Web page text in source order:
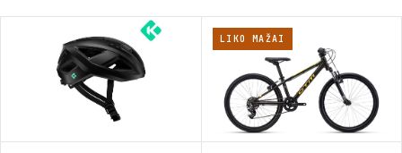
LIKO MAŽAI